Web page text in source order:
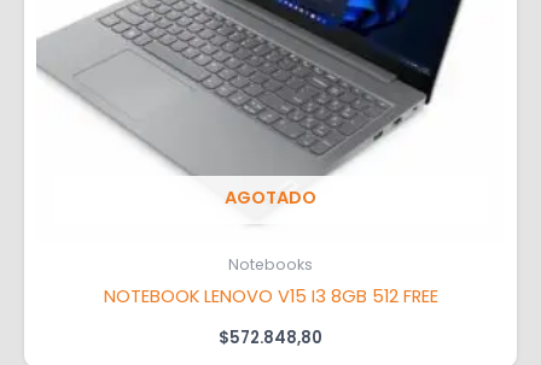
AGOTADO
Notebooks
NOTEBOOK LENOVO V15 I3 8GB 512 FREE
$572.848,80